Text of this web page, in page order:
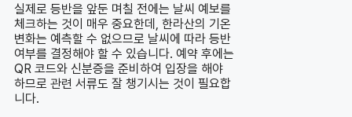
실제로 등반을 앞둔 며칠 전에는 날씨 예보를
체크하는 것이 매우 중요한데, 한라산의 기온
변화는 예측할 수 없으므로 날씨에 따라 등반
여부를 결정해야 할 수 있습니다. 예약 후에는
QR 코드와 신분증을 준비하여 입장을 해야
하므로 관련 서류도 잘 챙기시는 것이 필요합
니다.